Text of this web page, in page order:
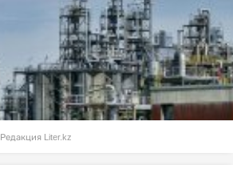
Редакция Liter.kz